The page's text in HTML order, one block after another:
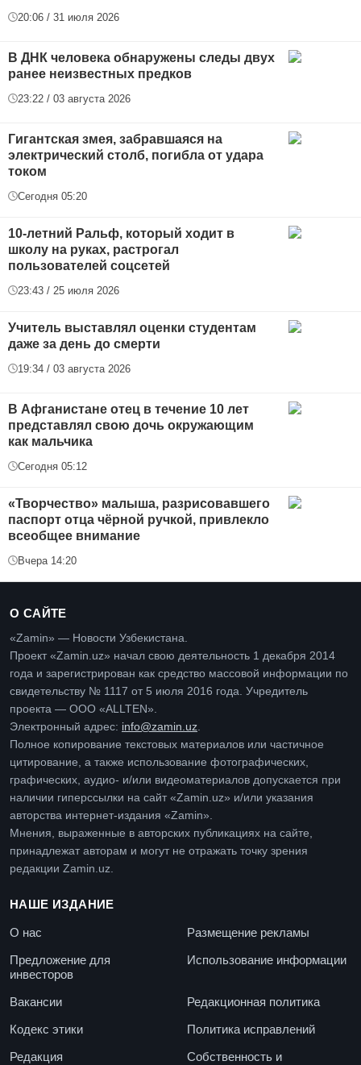
20:06 / 31 июля 2026
В ДНК человека обнаружены следы двух
ранее неизвестных предков
23:22 / 03 августа 2026
Гигантская змея, забравшаяся на
электрический столб, погибла от удара
током
Сегодня 05:20
10-летний Ральф, который ходит в
школу на руках, растрогал
пользователей соцсетей
23:43 / 25 июля 2026
Учитель выставлял оценки студентам
даже за день до смерти
19:34 / 03 августа 2026
В Афганистане отец в течение 10 лет
представлял свою дочь окружающим
как мальчика
Сегодня 05:12
«Творчество» малыша, разрисовавшего
паспорт отца чёрной ручкой, привлекло
всеобщее внимание
Вчера 14:20
О САЙТЕ
«Zamin» — Новости Узбекистана.
Проект «Zamin.uz» начал свою деятельность 1 декабря 2014
года и зарегистрирован как средство массовой информации по
свидетельству № 1117 от 5 июля 2016 года. Учредитель
проекта — ООО «ALLTEN».
Электронный адрес: info@zamin.uz
Полное копирование текстовых материалов или частичное
цитирование, а также использование фотографических,
графических, аудио- и/или видеоматериалов допускается при
наличии гиперссылки на сайт «Zamin.uz» и/или указания
авторства интернет-издания «Zamin».
Мнения, выраженные в авторских публикациях на сайте,
принадлежат авторам и могут не отражать точку зрения
редакции Zamin.uz.
НАШЕ ИЗДАНИЕ
О нас
Размещение рекламы
Предложение для
инвесторов
Использование информации
Вакансии
Редакционная политика
Кодекс этики
Политика исправлений
Редакция
Собственность и